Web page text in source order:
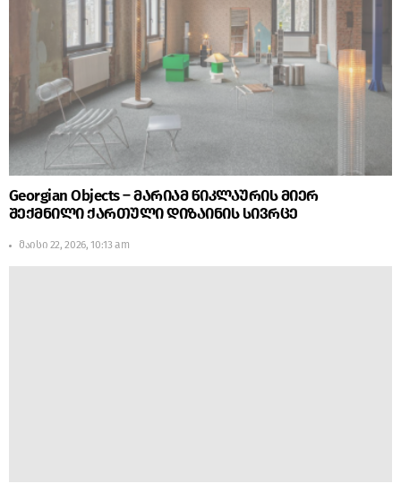
Georgian Objects – მარიამ წიკლაურის მიერ
შექმნილი ქართული დიზაინის სივრცე
მაისი 22, 2026, 10:13 am